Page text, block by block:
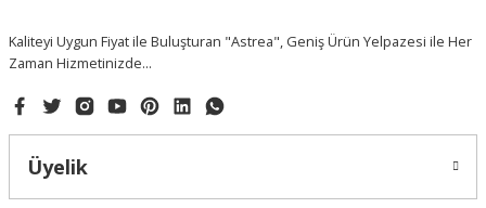
Kaliteyi Uygun Fiyat ile Buluşturan "Astrea", Geniş Ürün Yelpazesi ile Her
Zaman Hizmetinizde...
Üyelik